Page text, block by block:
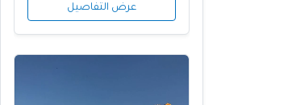
عرض التفاصيل